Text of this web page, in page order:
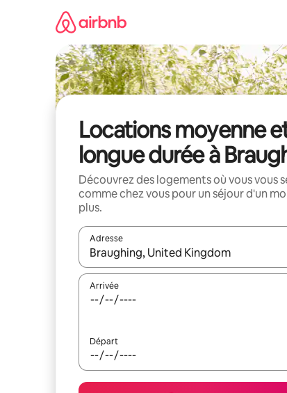
Locations moyenne
longue durée à
Découvrez des logements où vous vous
comme chez vous pour un séjour d'un
plus.
Adresse
Lorsque les résultats s'affichent, utilisez les
Arrivée
Départ